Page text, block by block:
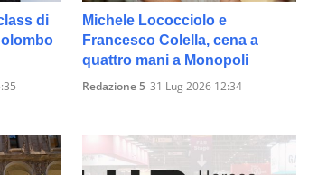
di
Michele Lococciolo e
Francesco Colella, cena a
quattro mani a Monopoli
Redazione 5 31 Lug 2026 12:34